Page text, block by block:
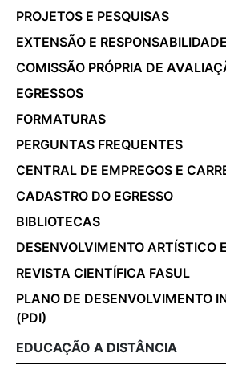
PROJETOS E PESQUISAS
EXTENSÃO E
COMISSÃO PRÓPRIA DE
EGRESSOS
FORMATURAS
PERGUNTAS FREQUENTES
CENTRAL DE EMPREGOS E
CADASTRO DO EGRESSO
BIBLIOTECAS
DESENVOLVIMENTO ARTÍSTICO
REVISTA CIENTÍFICA FASUL
PLANO DE DESENVOLVIMENTO
(PDI)
EDUCAÇÃO A DISTÂNCIA